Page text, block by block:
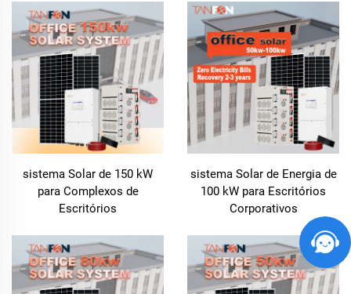
sistema Solar de 150 kW
para Complexos de
Escritórios
sistema Solar de Energia de
100 kW para Escritórios
Corporativos